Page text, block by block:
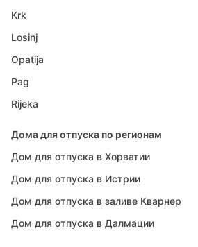
Krk
Losinj
Opatija
Pag
Rijeka
Дома для отпуска по регионам
Дом для отпуска в Хорватии
Дом для отпуска в Истрии
Дом для отпуска в заливе Кварнер
Дом для отпуска в Далмации